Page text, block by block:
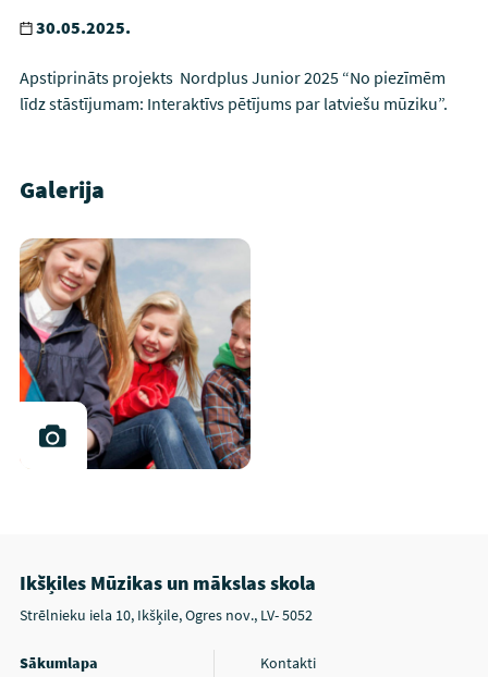
30.05.2025.
Apstiprināts projekts Nordplus Junior 2025 “No piezīmēm
līdz stāstījumam: Interaktīvs pētījums par latviešu mūziku”.
Galerija
Ikšķiles Mūzikas un mākslas skola
Strēlnieku iela 10, Ikšķile, Ogres nov., LV- 5052
Sākumlapa Kontakti